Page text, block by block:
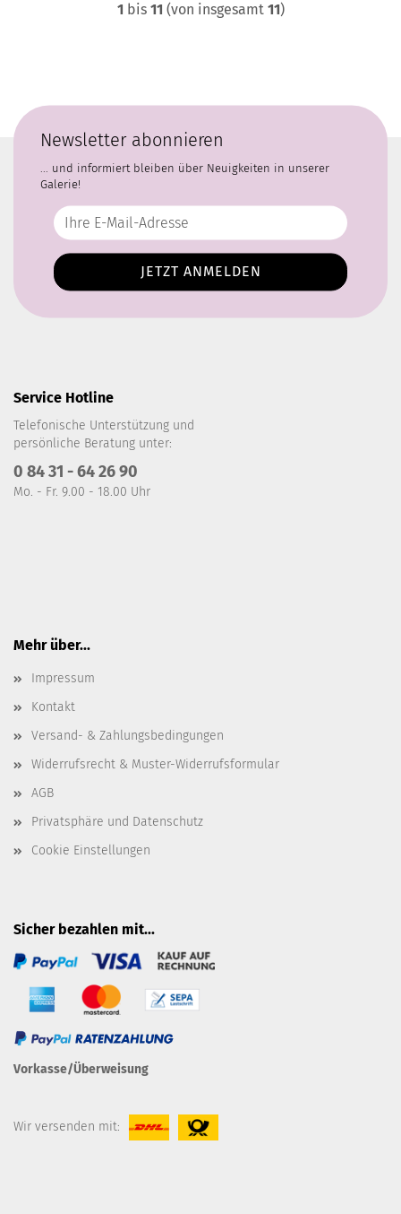
1 bis 11 (von insgesamt 11)
Newsletter abonnieren
... und informiert bleiben über Neuigkeiten in unserer
Galerie!
Service Hotline
Telefonische Unterstützung und
persönliche Beratung unter:
0 84 31 - 64 26 90
Mo. - Fr. 9.00 - 18.00 Uhr
Mehr über...
Impressum
Kontakt
Versand- & Zahlungsbedingungen
Widerrufsrecht & Muster-Widerrufsformular
AGB
Privatsphäre und Datenschutz
Cookie Einstellungen
Sicher bezahlen mit...
Vorkasse/Überweisung
Wir versenden mit: